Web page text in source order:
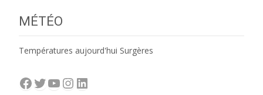
MÉTÉO
Températures aujourd'hui Surgères
Facebook
Twitter
YouTube
Instagram
LinkedIn